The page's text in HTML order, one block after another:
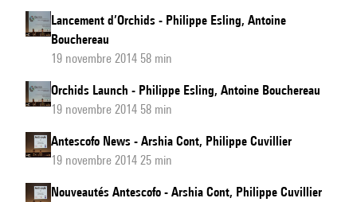
Lancement d’Orchids - Philippe Esling, Antoine
Bouchereau
19 novembre 2014 58 min
Orchids Launch - Philippe Esling, Antoine Bouchereau
19 novembre 2014 58 min
Antescofo News - Arshia Cont, Philippe Cuvillier
19 novembre 2014 25 min
Nouveautés Antescofo - Arshia Cont, Philippe Cuvillier